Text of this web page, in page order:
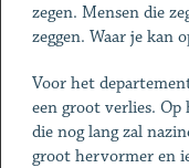
zegen. Mensen die
zeggen. Waar je kan
Voor het
een groot verlies. Op
die nog lang zal
groot hervormer en